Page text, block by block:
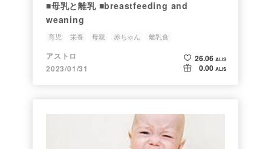
■母乳と離乳 ■breastfeeding and
weaning
育児 栄養 母親 赤ちゃん 離乳食
アストロ
2023/01/31
26.06 ALIS
0.00 ALIS